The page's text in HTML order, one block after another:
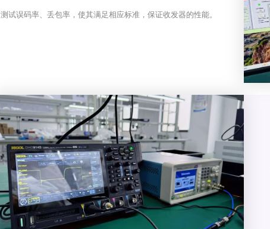
测试误码率、丢包率，使其满足相应标准，保证收发器的性能。